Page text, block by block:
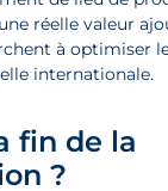
réelle valeur
à optimiser
internationale.
fin de la
?